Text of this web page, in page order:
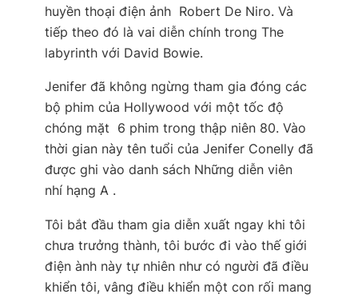
huyền thoại điện ảnh  Robert De Niro. Và
tiếp theo đó là vai diễn chính trong The
labyrinth với David Bowie.
Jenifer đã không ngừng tham gia đóng các
bộ phim của Hollywood với một tốc độ
chóng mặt  6 phim trong thập niên 80. Vào
thời gian này tên tuổi của Jenifer Conelly đã
được ghi vào danh sách Những diễn viên
nhí hạng A .
Tôi bắt đầu tham gia diễn xuất ngay khi tôi
chưa trưởng thành, tôi bước đi vào thế giới
điện ành này tự nhiên như có người đã điều
khiển tôi, vâng điều khiển một con rối mang